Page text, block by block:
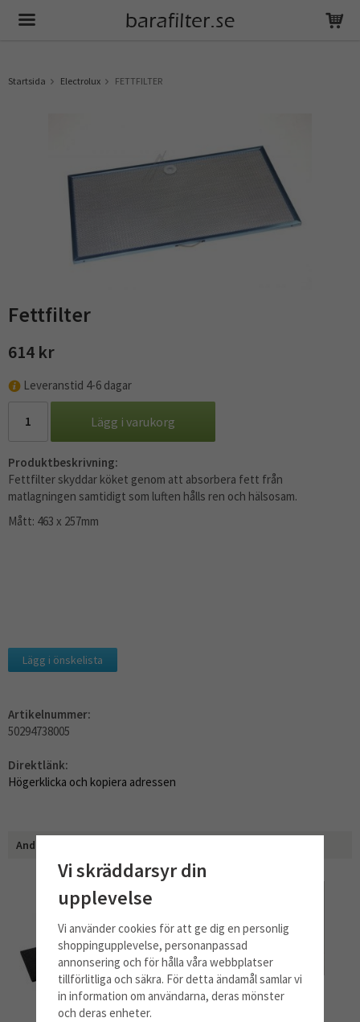
Startsida Electrolux FETTFILTER
Fettfilter
614 kr
Leveranstid 4-6 dagar
Lägg i varukorg
Produktbeskrivning:
Fettfilter skyddar köket genom att absorbera fett från
matlagningen samtidigt som luften hålls ren och hälsosam.
Mått: 463 x 257mm
Lägg i önskelista
Artikelnummer:
50294738005
Direktlänk:
Högerklicka och kopiera adressen
Andra har även köpt
Vi skräddarsyr din
upplevelse
Vi använder cookies för att ge dig en personlig
shoppingupplevelse, personanpassad
annonsering och för hålla våra webbplatser
tillförlitliga och säkra. För detta ändamål samlar vi
in information om användarna, deras mönster
och deras enheter.